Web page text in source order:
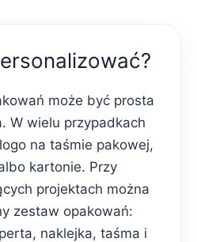
może być prosta
W wielu przypadkach
na taśmie pakowej,
kartonie. Przy
projektach można
zestaw opakowań:
naklejka, taśma i